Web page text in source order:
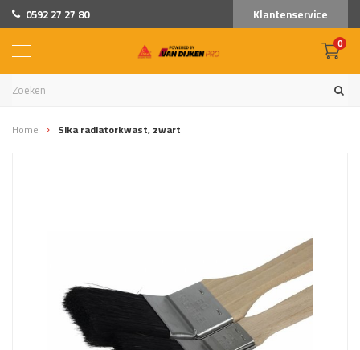
0592 27 27 80 Klantenservice
0
Home Sika radiatorkwast, zwart